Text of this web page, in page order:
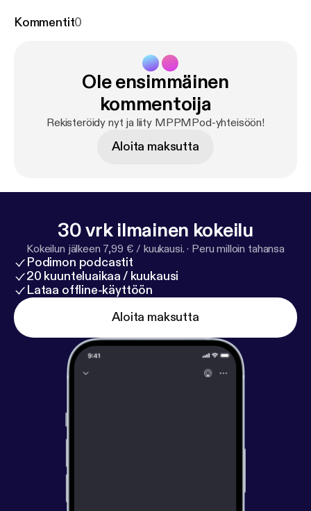
Kommentit0
Ole ensimmäinen
kommentoija
Rekisteröidy nyt ja liity MPPMPod-yhteisöön!
Aloita maksutta
30 vrk ilmainen kokeilu
Kokeilun jälkeen 7,99 € / kuukausi. · Peru milloin tahansa
Podimon podcastit
20 kuunteluaikaa / kuukausi
Lataa offline-käyttöön
Aloita maksutta